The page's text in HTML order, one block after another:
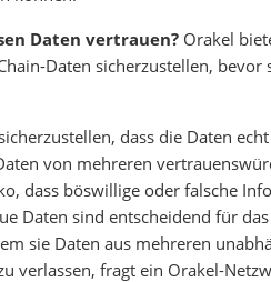
Daten vertrauen? Orakel
Daten sicherzustellen,
dass die Daten
von mehreren
dass böswillige oder falsche
Daten sind entscheidend für
sie Daten aus mehreren
verlassen, fragt ein Orakel-